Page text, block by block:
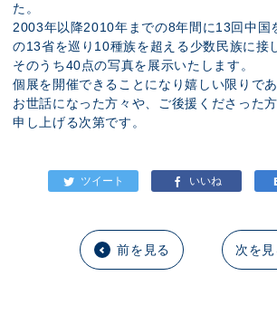
た。
2003年以降2010年までの8年間に13回中国
の13省を巡り10種族を超える少数民族に接
そのうち40点の写真を展示いたします。
個展を開催できることになり嬉しい限りであ
お世話になった方々や、ご後援くださった
申し上げる次第です。
前を見る 次を見